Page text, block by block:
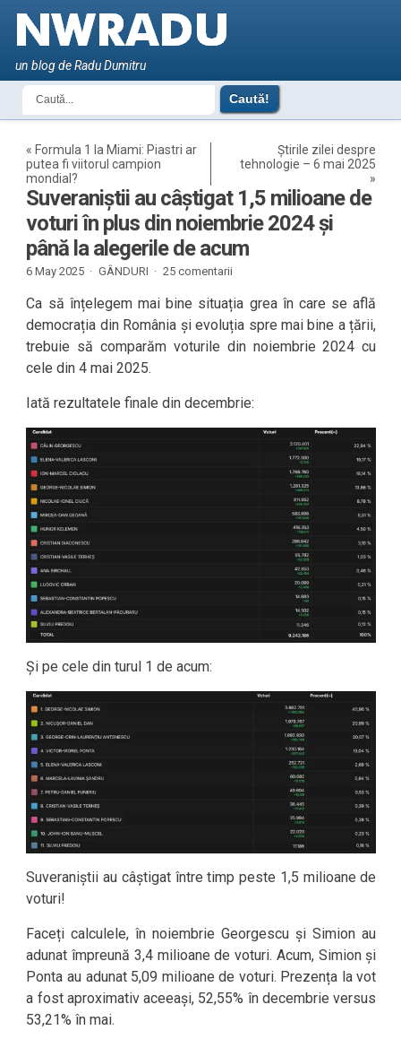
un blog de Radu Dumitru
« Formula 1 la Miami: Piastri ar
putea fi viitorul campion
mondial?
Știrile zilei despre
tehnologie – 6 mai 2025
»
Suveraniștii au câștigat 1,5 milioane de
voturi în plus din noiembrie 2024 și
până la alegerile de acum
6 May 2025 · GÂNDURI · 25 comentarii
Ca să înțelegem mai bine situația grea în care se află
democrația din România și evoluția spre mai bine a țării,
trebuie să comparăm voturile din noiembrie 2024 cu
cele din 4 mai 2025.
Iată rezultatele finale din decembrie:
Și pe cele din turul 1 de acum:
Suveraniștii au câștigat între timp peste 1,5 milioane de
voturi!
Faceți calculele, în noiembrie Georgescu și Simion au
adunat împreună 3,4 milioane de voturi. Acum, Simion și
Ponta au adunat 5,09 milioane de voturi. Prezența la vot
a fost aproximativ aceeași, 52,55% în decembrie versus
53,21% în mai.